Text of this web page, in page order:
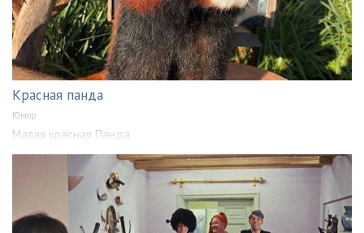
Красная панда
Юмор
Малая красная Панда